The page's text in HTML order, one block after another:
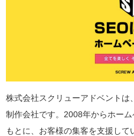
株式会社スクリューアドベントは
制作会社です。2008年からホー
もとに、お客様の集客を支援して